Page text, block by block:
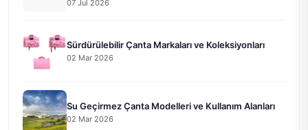
07 Jul 2026
Sürdürülebilir Çanta Markaları ve Koleksiyonları
02 Mar 2026
Su Geçirmez Çanta Modelleri ve Kullanım Alanları
02 Mar 2026